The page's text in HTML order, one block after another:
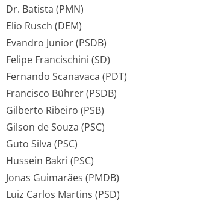
Dr. Batista (PMN)
Elio Rusch (DEM)
Evandro Junior (PSDB)
Felipe Francischini (SD)
Fernando Scanavaca (PDT)
Francisco Bührer (PSDB)
Gilberto Ribeiro (PSB)
Gilson de Souza (PSC)
Guto Silva (PSC)
Hussein Bakri (PSC)
Jonas Guimarães (PMDB)
Luiz Carlos Martins (PSD)